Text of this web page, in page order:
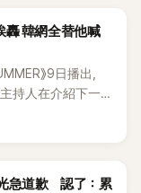
轟 韓網全替他喊
》9日播出，
持人在介紹下一
，就連製作人員
光急道歉 認了：累